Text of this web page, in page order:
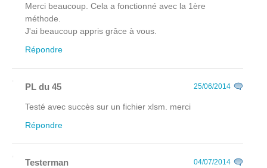
Merci beaucoup. Cela a fonctionné avec la 1ère
méthode.
J'ai beaucoup appris grâce à vous.
Répondre
PL du 45 25/06/2014
Testé avec succès sur un fichier xlsm. merci
Répondre
Testerman 04/07/2014